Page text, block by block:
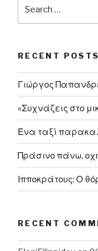
RECENT POSTS
Γιώργος
«Συχνάζεις στο
Ένα ταξί
Πράσινο πάνω,
Ιπποκράτους: Ο
RECENT